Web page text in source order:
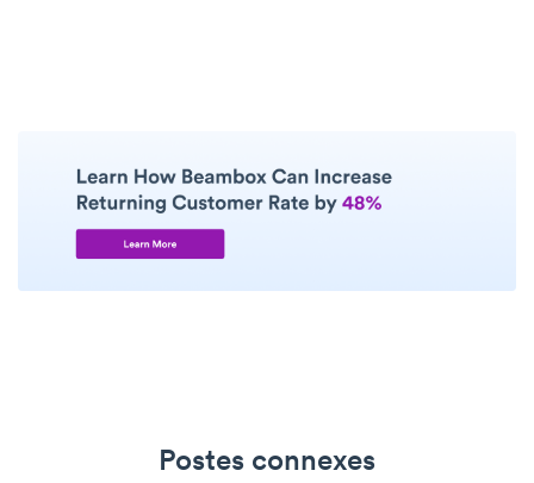
Postes connexes